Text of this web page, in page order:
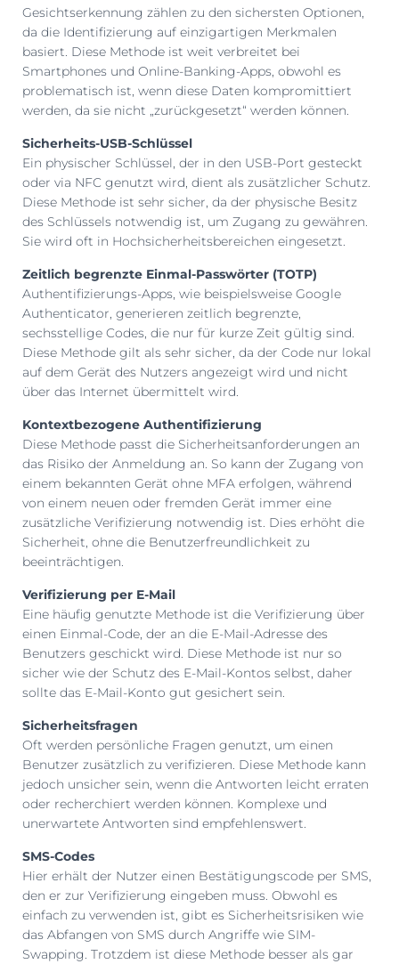
Gesichtserkennung zählen zu den sichersten Optionen,
da die Identifizierung auf einzigartigen Merkmalen
basiert. Diese Methode ist weit verbreitet bei
Smartphones und Online-Banking-Apps, obwohl es
problematisch ist, wenn diese Daten kompromittiert
werden, da sie nicht „zurückgesetzt“ werden können.
Sicherheits-USB-Schlüssel
Ein physischer Schlüssel, der in den USB-Port gesteckt
oder via NFC genutzt wird, dient als zusätzlicher Schutz.
Diese Methode ist sehr sicher, da der physische Besitz
des Schlüssels notwendig ist, um Zugang zu gewähren.
Sie wird oft in Hochsicherheitsbereichen eingesetzt.
Zeitlich begrenzte Einmal-Passwörter (TOTP)
Authentifizierungs-Apps, wie beispielsweise Google
Authenticator, generieren zeitlich begrenzte,
sechsstellige Codes, die nur für kurze Zeit gültig sind.
Diese Methode gilt als sehr sicher, da der Code nur lokal
auf dem Gerät des Nutzers angezeigt wird und nicht
über das Internet übermittelt wird.
Kontextbezogene Authentifizierung
Diese Methode passt die Sicherheitsanforderungen an
das Risiko der Anmeldung an. So kann der Zugang von
einem bekannten Gerät ohne MFA erfolgen, während
von einem neuen oder fremden Gerät immer eine
zusätzliche Verifizierung notwendig ist. Dies erhöht die
Sicherheit, ohne die Benutzerfreundlichkeit zu
beeinträchtigen.
Verifizierung per E-Mail
Eine häufig genutzte Methode ist die Verifizierung über
einen Einmal-Code, der an die E-Mail-Adresse des
Benutzers geschickt wird. Diese Methode ist nur so
sicher wie der Schutz des E-Mail-Kontos selbst, daher
sollte das E-Mail-Konto gut gesichert sein.
Sicherheitsfragen
Oft werden persönliche Fragen genutzt, um einen
Benutzer zusätzlich zu verifizieren. Diese Methode kann
jedoch unsicher sein, wenn die Antworten leicht erraten
oder recherchiert werden können. Komplexe und
unerwartete Antworten sind empfehlenswert.
SMS-Codes
Hier erhält der Nutzer einen Bestätigungscode per SMS,
den er zur Verifizierung eingeben muss. Obwohl es
einfach zu verwenden ist, gibt es Sicherheitsrisiken wie
das Abfangen von SMS durch Angriffe wie SIM-
Swapping. Trotzdem ist diese Methode besser als gar